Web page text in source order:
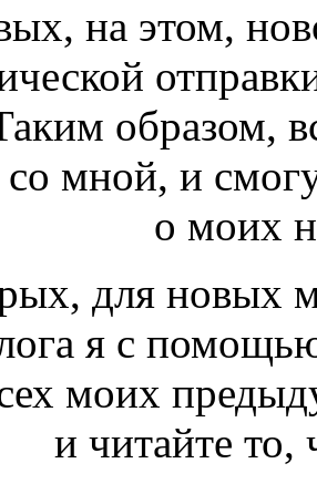
на этом,
образом,
со мной, и
о моих
для новых
я с
моих
и читайте то,